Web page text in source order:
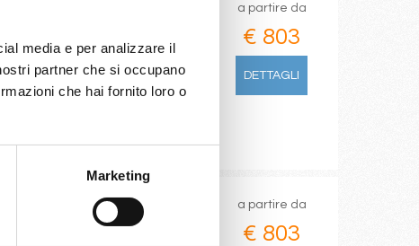
media e per analizzare il
partner che si occupano
che hai fornito loro o
Marketing
a partire da
€ 803
DETTAGLI
a partire da
€ 803